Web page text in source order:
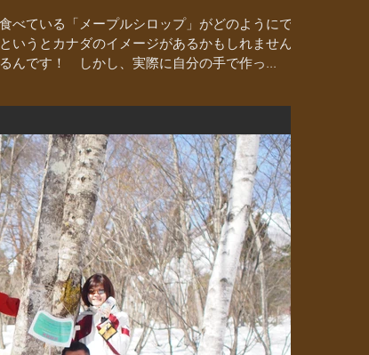
ている「メープルシロップ」がどのようにでき
うとカナダのイメージがあるかもしれません
んです！ しかし、実際に自分の手で作っ...